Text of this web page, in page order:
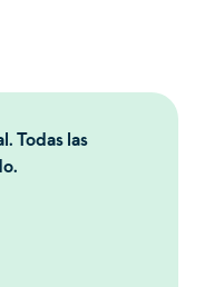
Todas las